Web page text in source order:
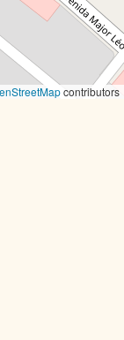
contributors